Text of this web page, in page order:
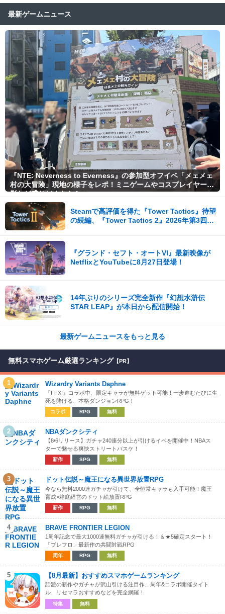
最新ゲームニュース
『NTE: Neverness to Everness』の参加型オフイベ「メェメェ
村の大冒険」現地の様子をレポ！ミニゲームやコスプレイヤー撮
影など盛りだくさん！
Steamで高評価を得た『Tower Tactics』待望
の続編、『Tower Tactics 2』2026年第3四半
『グランド・セフト・オートVI』最新映像が
NetflixとYouTubeに8月27日登場！
14年ぶりのシリーズ完全新作『幻想水滸伝
STAR LEAP』が本日から配信開始！
最新ゲームニュースをもっと見る
無料スマホゲーム厳選ランキング 【PR】
1 Wizardry Variants Daphne
『FFXI』コラボ中、限定キャラが無料ゲット可能！一歩進むたびに生
死を賭ける、本格ダンジョンRPG！
コラボ RPG 無料
2 NBAダンクシティ
【8/6リリース】ガチャ240連分以上が引けるイベを開催中！NBAス
ターで魅せる爽快ストリートバスケ！
新作 SPG 無料
3 ドット伝説～魔王になる異世界放置RPG
今なら無料2000連ガチャが引けて、全恒常キャラも入手可能！魔王
育成×箱庭経営のドット絵放置RPG
新作 RPG 無料
4 BRAVE FRONTIER LEGION
1周年記念で最大1000連無料ガチャが引ける！＆★5確定スタート！
「ブレフロ」最新作の共闘対戦RPG
周年 RPG 無料
5 【8月最新】おすすめスマホゲームランキング
話題の新作やガチャが沢山引ける注目作、周年&コラボ開催タイト
ル、リセマラおすすめなどを完全網羅！
特集 無料